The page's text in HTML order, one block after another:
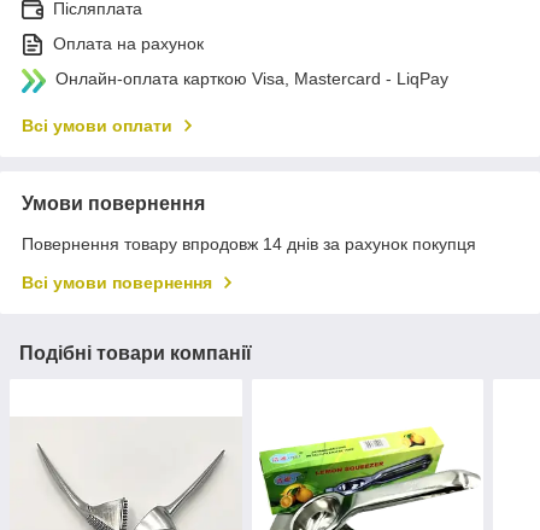
Післяплата
Оплата на рахунок
Онлайн-оплата карткою Visa, Mastercard - LiqPay
Всі умови оплати
Умови повернення
Повернення товару впродовж 14 днів за рахунок покупця
Всі умови повернення
Подібні товари компанії